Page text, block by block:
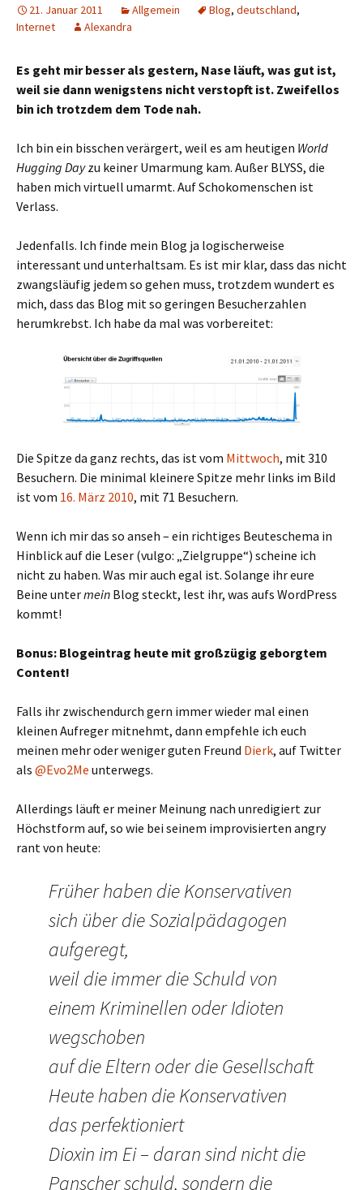
21. Januar 2011 Allgemein Blog, deutschland,
Internet
Alexandra
Es geht mir besser als gestern, Nase läuft, was gut ist,
weil sie dann wenigstens nicht verstopft ist. Zweifellos
bin ich trotzdem dem Tode nah.
Ich bin ein bisschen verärgert, weil es am heutigen World
Hugging Dayzu keiner Umarmung kam. Außer BLYSS, die
haben mich virtuell umarmt. Auf Schokomenschen ist
Verlass.
Jedenfalls. Ich finde mein Blog ja logischerweise
interessant und unterhaltsam. Es ist mir klar, dass das nicht
zwangsläufig jedem so gehen muss, trotzdem wundert es
mich, dass das Blog mit so geringen Besucherzahlen
herumkrebst. Ich habe da mal was vorbereitet:
Die Spitze da ganz rechts, das ist vom Mittwoch, mit 310
Besuchern. Die minimal kleinere Spitze mehr links im Bild
ist vom 16. März 2010, mit 71 Besuchern.
Wenn ich mir das so anseh – ein richtiges Beuteschema in
Hinblick auf die Leser (vulgo: „Zielgruppe“) scheine ich
nicht zu haben. Was mir auch egal ist. Solange ihr eure
Beine untermein Blog steckt, lest ihr, was aufs WordPress
kommt!
Bonus: Blogeintrag heute mit großzügig geborgtem
Content!
Falls ihr zwischendurch gern immer wieder mal einen
kleinen Aufreger mitnehmt, dann empfehle ich euch
meinen mehr oder weniger guten Freund Dierk, auf Twitter
als @Evo2Me unterwegs.
Allerdings läuft er meiner Meinung nach unredigiert zur
Höchstform auf, so wie bei seinem improvisierten angry
rant von heute:
Früher haben die Konservativen
sich über die Sozialpädagogen
aufgeregt,
weil die immer die Schuld von
einem Kriminellen oder Idioten
wegschoben
auf die Eltern oder die Gesellschaft
Heute haben die Konservativen
das perfektioniert
Dioxin im Ei – daran sind nicht die
Panscher schuld, sondern die